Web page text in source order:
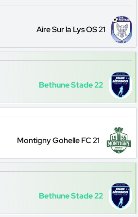
Aire Sur la Lys OS 21
Bethune Stade 22
Montigny Gohelle FC 21
Bethune Stade 22